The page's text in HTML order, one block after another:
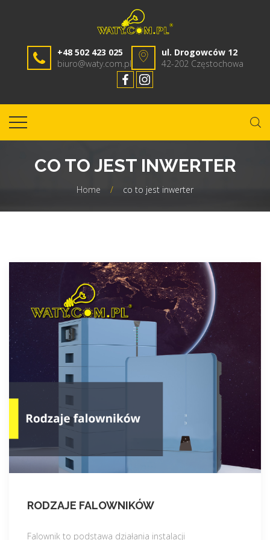
+48 502 423 025
biuro@waty.com.pl
ul. Drogowców 12
42-202 Częstochowa
CO TO JEST INWERTER
Home / co to jest inwerter
RODZAJE FALOWNIKÓW
Falownik to podstawa działania instalacji